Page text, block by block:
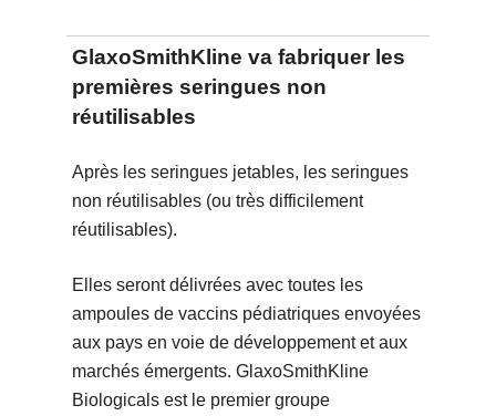
GlaxoSmithKline va fabriquer les
premières seringues non
réutilisables
Après les seringues jetables, les seringues
non réutilisables (ou très difficilement
réutilisables).
Elles seront délivrées avec toutes les
ampoules de vaccins pédiatriques envoyées
aux pays en voie de développement et aux
marchés émergents. GlaxoSmithKline
Biologicals est le premier groupe